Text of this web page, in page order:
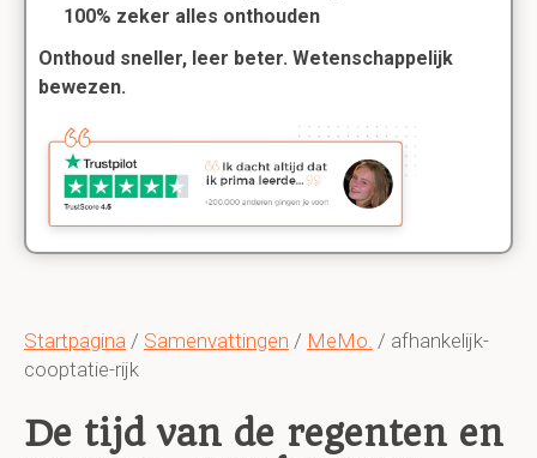
Startpagina / Samenvattingen / MeMo. / afhankelijk-
cooptatie-rijk
De tijd van de regenten en
100% zeker alles onthouden
Onthoud sneller, leer beter. Wetenschappelijk
bewezen.